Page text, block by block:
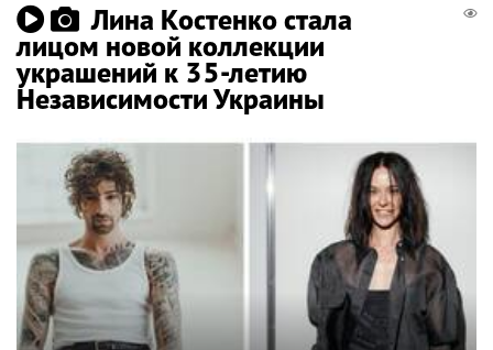
Лина Костенко стала
лицом новой коллекции
украшений к 35-летию
Независимости Украины